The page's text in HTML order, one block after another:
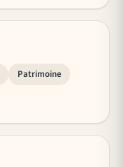
Patrimoine